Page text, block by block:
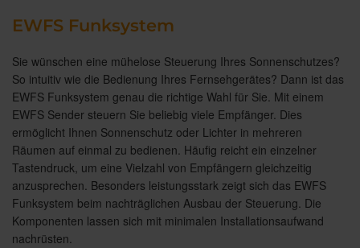
EWFS Funksystem
Sie wünschen eine mühelose Steuerung Ihres Sonnenschutzes?
So intuitiv wie die Bedienung Ihres Fernsehgerätes? Dann ist das
EWFS Funksystem genau die richtige Wahl für Sie. Mit einem
EWFS Sender steuern Sie beliebig viele Empfänger. Dies
ermöglicht Ihnen Sonnenschutz oder Lichter in mehreren
Räumen auf einmal zu bedienen. Häufig reicht ein einzelner
Tastendruck, um eine Vielzahl von Empfängern gleichzeitig
anzusprechen. Besonders leistungsstark zeigt sich das EWFS
Funksystem beim nachträglichen Ausbau der Steuerung. Die
Komponenten lassen sich mit minimalen Installationsaufwand
nachrüsten.